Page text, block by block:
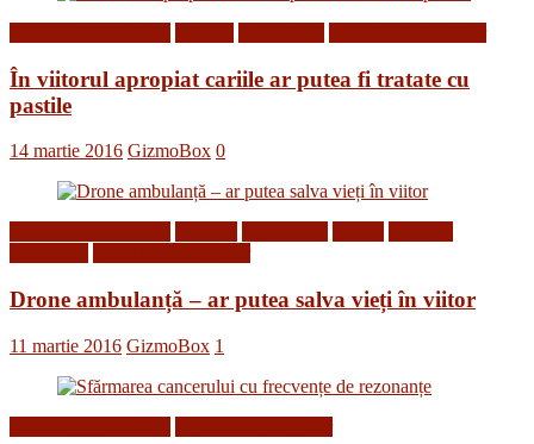
În viitorul apropiat cariile ar putea fi tratate cu
pastile
14 martie 2016 GizmoBox 0
Drone ambulanță – ar putea salva vieți în viitor
11 martie 2016 GizmoBox 1